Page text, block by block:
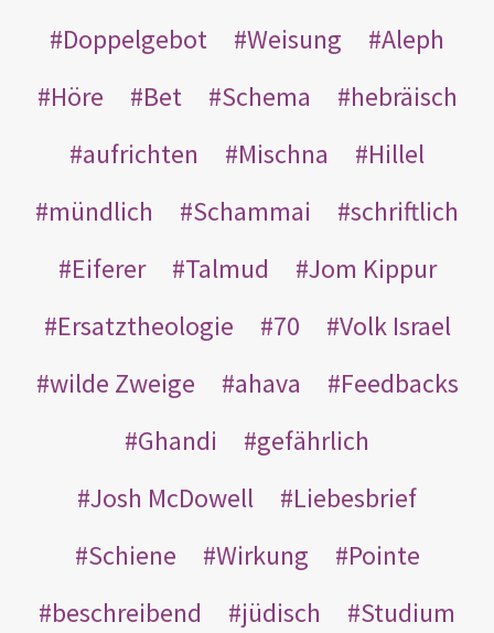
Doppelgebot
Weisung
Aleph
Höre
Bet Schema
hebräisch
aufrichten
Mischna
Hillel
mündlich
Schammai
schriftlich
Eiferer
Talmud
Jom Kippur
Ersatztheologie
70
Volk Israel
wilde Zweige
ahava
Feedbacks
Ghandi
gefährlich
Josh McDowell
Liebesbrief
Schiene
Wirkung
Pointe
beschreibend
jüdisch Studium